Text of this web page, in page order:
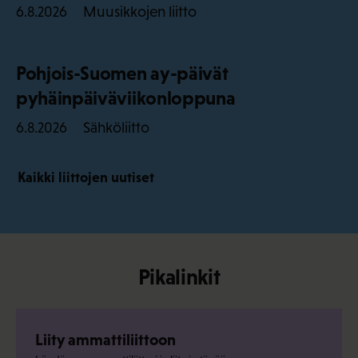
6.8.2026 Muusikkojen liitto
Pohjois-Suomen ay-päivät
pyhäinpäiväviikonloppuna
6.8.2026 Sähköliitto
Kaikki liittojen uutiset
Pikalinkit
Liity ammattiliittoon